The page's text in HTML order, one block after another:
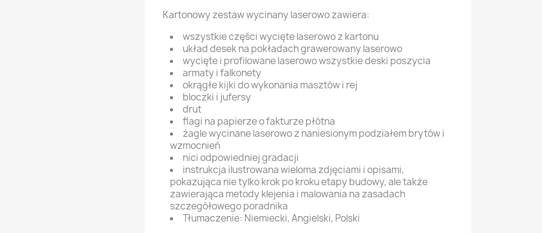
Kartonowy zestaw wycinany laserowo zawiera:
wszystkie części wycięte laserowo z kartonu
układ desek na pokładach grawerowany laserowo
wycięte i profilowane laserowo wszystkie deski poszycia
armaty i falkonety
okrągłe kijki do wykonania masztów i rej
bloczki i jufersy
drut
flagi na papierze o fakturze płótna
żagle wycinane laserowo z naniesionym podziałem brytów i
wzmocnień
nici odpowiedniej gradacji
instrukcja ilustrowana wieloma zdjęciami i opisami,
pokazująca nie tylko krok po kroku etapy budowy, ale także
zawierająca metody klejenia i malowania na zasadach
szczegółowego poradnika
Tłumaczenie: Niemiecki, Angielski, Polski